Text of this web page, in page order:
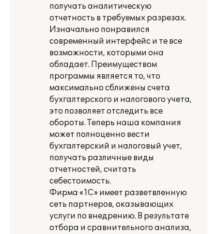
получать аналитическую
отчетность в требуемых разрезах.
Изначально понравился
современный интерфейс и те все
возможности, которыми она
обладает. Преимуществом
программы является то, что
максимально сближены счета
бухгалтерского и налогового учета,
это позволяет отследить все
обороты. Теперь наша компания
может полноценно вести
бухгалтерский и налоговый учет,
получать различные виды
отчетностей, считать
себестоимость.
Фирма «1С» имеет разветвленную
сеть партнеров, оказывающих
услуги по внедрению. В результате
отбора и сравнительного анализа,